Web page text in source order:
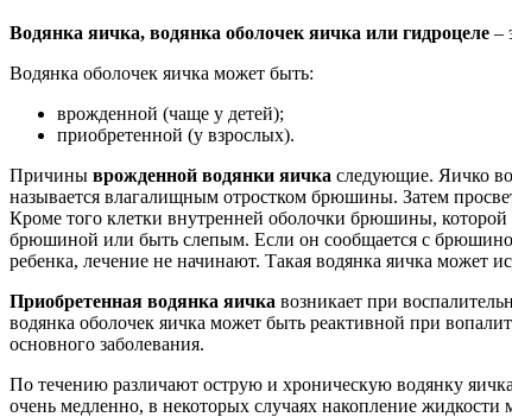
Водянка яичка, водянка оболочек яичка или гидроцеле –
Водянка оболочек яичка может быть:
врожденной (чаще у детей);
приобретенной (у взрослых).
Причины врожденной водянки яичка следующие. Яичко
называется влагалищным отростком брюшины. Затем
Кроме того клетки внутренней оболочки брюшины,
брюшиной или быть слепым. Если он сообщается с
ребенка, лечение не начинают. Такая водянка яичка может
Приобретенная водянка яичка возникает при
водянка оболочек яичка может быть реактивной при
основного заболевания.
По течению различают острую и хроническую водянку
очень медленно, в некоторых случаях накопление